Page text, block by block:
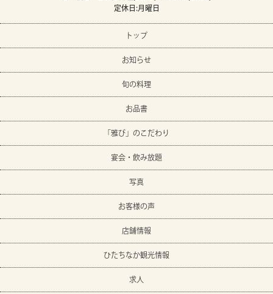
定休日:月曜日
トップ
お知らせ
旬の料理
お品書
「雅び」のこだわり
宴会・飲み放題
写真
お客様の声
店舗情報
ひたちなか観光情報
求人